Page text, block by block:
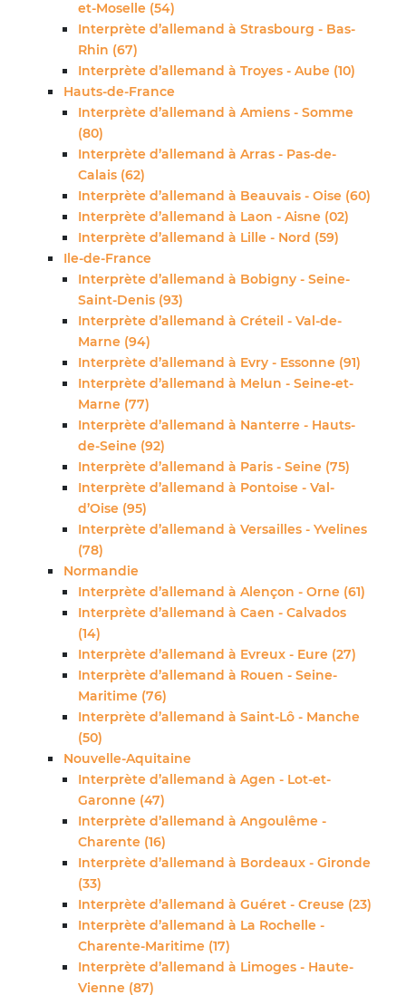
et-Moselle (54)
Interprète d’allemand à Strasbourg - Bas-
Rhin (67)
Interprète d’allemand à Troyes - Aube (10)
Hauts-de-France
Interprète d’allemand à Amiens - Somme
(80)
Interprète d’allemand à Arras - Pas-de-
Calais (62)
Interprète d’allemand à Beauvais - Oise (60)
Interprète d’allemand à Laon - Aisne (02)
Interprète d’allemand à Lille - Nord (59)
Ile-de-France
Interprète d’allemand à Bobigny - Seine-
Saint-Denis (93)
Interprète d’allemand à Créteil - Val-de-
Marne (94)
Interprète d’allemand à Evry - Essonne (91)
Interprète d’allemand à Melun - Seine-et-
Marne (77)
Interprète d’allemand à Nanterre - Hauts-
de-Seine (92)
Interprète d’allemand à Paris - Seine (75)
Interprète d’allemand à Pontoise - Val-
d’Oise (95)
Interprète d’allemand à Versailles - Yvelines
(78)
Normandie
Interprète d’allemand à Alençon - Orne (61)
Interprète d’allemand à Caen - Calvados
(14)
Interprète d’allemand à Evreux - Eure (27)
Interprète d’allemand à Rouen - Seine-
Maritime (76)
Interprète d’allemand à Saint-Lô - Manche
(50)
Nouvelle-Aquitaine
Interprète d’allemand à Agen - Lot-et-
Garonne (47)
Interprète d’allemand à Angoulême -
Charente (16)
Interprète d’allemand à Bordeaux - Gironde
(33)
Interprète d’allemand à Guéret - Creuse (23)
Interprète d’allemand à La Rochelle -
Charente-Maritime (17)
Interprète d’allemand à Limoges - Haute-
Vienne (87)